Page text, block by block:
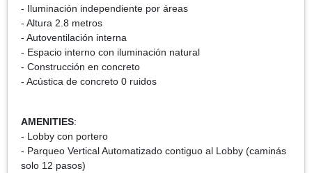
- Iluminación independiente por áreas
- Altura 2.8 metros
- Autoventilación interna
- Espacio interno con iluminación natural
- Construcción en concreto
- Acústica de concreto 0 ruidos
AMENITIES:
- Lobby con portero
- Parqueo Vertical Automatizado contiguo al Lobby (caminás
solo 12 pasos)